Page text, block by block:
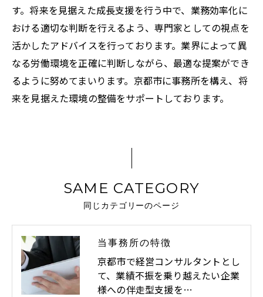
す。将来を見据えた成長支援を行う中で、業務効率化に
おける適切な判断を行えるよう、専門家としての視点を
活かしたアドバイスを行っております。業界によって異
なる労働環境を正確に判断しながら、最適な提案ができ
るように努めてまいります。京都市に事務所を構え、将
来を見据えた環境の整備をサポートしております。
同じカテゴリーのページ
SAME CATEGORY
当事務所の特徴
京都市で経営コンサルタントとし
て、業績不振を乗り越えたい企業
様への伴走型支援を…